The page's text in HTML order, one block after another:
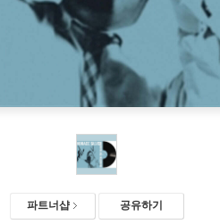
파트너샵 공유하기